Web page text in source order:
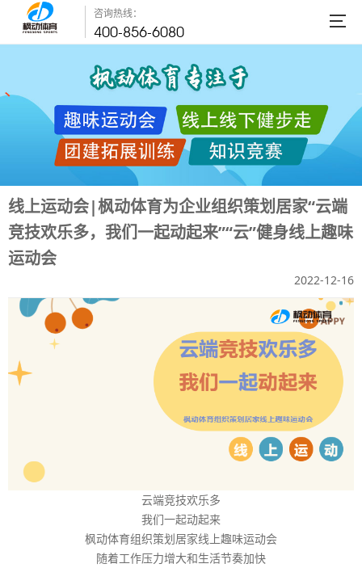
咨询热线：
400-856-6080
线上运动会|枫动体育为企业组织策划居家“云端
竞技欢乐多，我们一起动起来”“云”健身线上趣味
运动会
2022-12-16
云端竞技欢乐多
我们一起动起来
枫动体育组织策划居家线上趣味运动会
随着工作压力增大和生活节奏加快